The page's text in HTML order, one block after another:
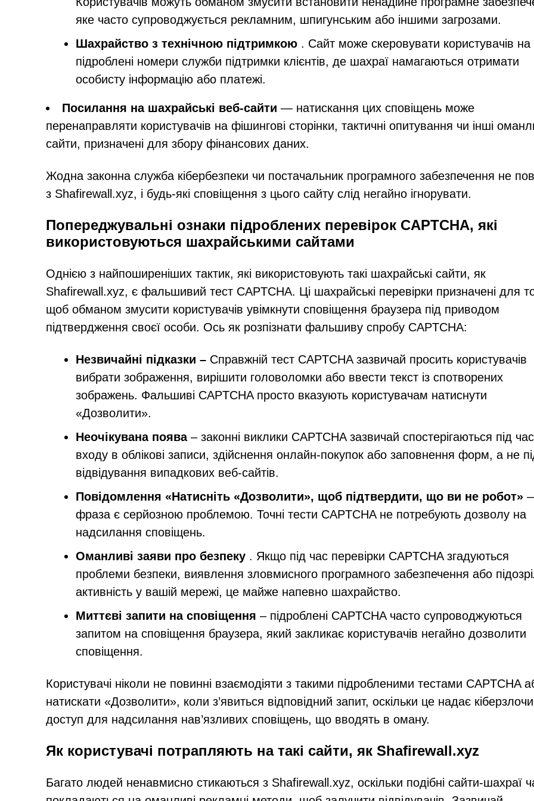
яке часто супроводжується рекламним, шпигунським або іншими загрозами.
Шахрайство з технічною підтримкою . Сайт може скеровувати користувачів на
підроблені номери служби підтримки клієнтів, де шахраї намагаються отримати
особисту інформацію або платежі.
Посилання на шахрайські веб-сайти — натискання цих сповіщень може
перенаправляти користувачів на фішингові сторінки, тактичні опитування чи інші
сайти, призначені для збору фінансових даних.
Жодна законна служба кібербезпеки чи постачальник програмного забезпечення не
з Shafirewall.xyz, і будь-які сповіщення з цього сайту слід негайно ігнорувати.
Попереджувальні ознаки підроблених перевірок CAPTCHA, які
використовуються шахрайськими сайтами
Однією з найпоширеніших тактик, які використовують такі шахрайські сайти, як
Shafirewall.xyz, є фальшивий тест CAPTCHA. Ці шахрайські перевірки призначені для
щоб обманом змусити користувачів увімкнути сповіщення браузера під приводом
підтвердження своєї особи. Ось як розпізнати фальшиву спробу CAPTCHA:
Незвичайні підказки – Справжній тест CAPTCHA зазвичай просить користувачів
вибрати зображення, вирішити головоломки або ввести текст із спотворених
зображень. Фальшиві CAPTCHA просто вказують користувачам натиснути
«Дозволити».
Неочікувана поява– законні виклики CAPTCHA зазвичай спостерігаються під час
входу в облікові записи, здійснення онлайн-покупок або заповнення форм, а не
відвідування випадкових веб-сайтів.
Повідомлення «Натисніть «Дозволити», щоб підтвердити, що ви не робот»
фраза є серйозною проблемою. Точні тести CAPTCHA не потребують дозволу на
надсилання сповіщень.
Оманливі заяви про безпеку . Якщо під час перевірки CAPTCHA згадуються
проблеми безпеки, виявлення зловмисного програмного забезпечення або
активність у вашій мережі, це майже напевно шахрайство.
Миттєві запити на сповіщення – підроблені CAPTCHA часто супроводжуються
запитом на сповіщення браузера, який закликає користувачів негайно дозволити
сповіщення.
Користувачі ніколи не повинні взаємодіяти з такими підробленими тестами CAPTCHA
натискати «Дозволити», коли з’явиться відповідний запит, оскільки це надає
доступ для надсилання нав’язливих сповіщень, що вводять в оману.
Як користувачі потрапляють на такі сайти, як Shafirewall.xyz
Багато людей ненавмисно стикаються з Shafirewall.xyz, оскільки подібні сайти-шахраї